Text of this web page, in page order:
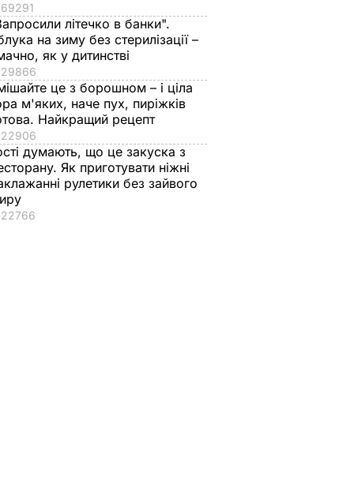
69291
літечко в банки".
на зиму без стерилізації –
як у дитинстві
29866
це з борошном – і ціла
м'яких, наче пух, пиріжків
Найкращий рецепт
22906
думають, що це закуска з
Як приготувати ніжні
рулетики без зайвого
22766